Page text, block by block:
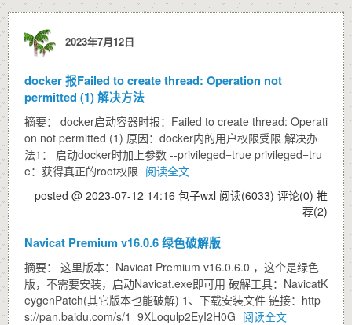
2023年7月12日
docker 报Failed to create thread: Operation not
permitted (1) 解决方法
摘要： docker启动容器时报：Failed to create thread: Operati
on not permitted (1) 原因：docker内的用户权限受限 解决办
法1： 启动docker时加上参数 --privileged=true privileged=tru
e：获得真正的root权限 阅读全文
posted @ 2023-07-12 14:16 包子wxl 阅读(6033) 评论(0) 推
荐(2)
Navicat Premium v16.0.6 绿色破解版
摘要： 这里版本：Navicat Premium v16.0.6.0 ，这个是绿色
版，不需要安装，启动Navicat.exe即可用 破解工具：NavicatK
eygenPatch(其它版本也能破解) 1、下载安装文件 链接：http
s://pan.baidu.com/s/1_9XLoqulp2EyI2H0G 阅读全文